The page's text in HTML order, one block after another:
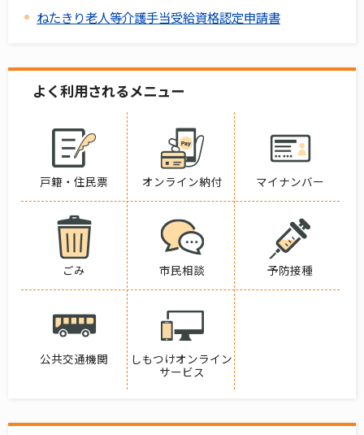
ねたきり老人等介護手当受給資格認定申請書
よく利用されるメニュー
戸籍・住民票 オンライン納付 マイナンバー
ごみ 市民相談 予防接種
公共交通機関
しもつけオンライン
サービス